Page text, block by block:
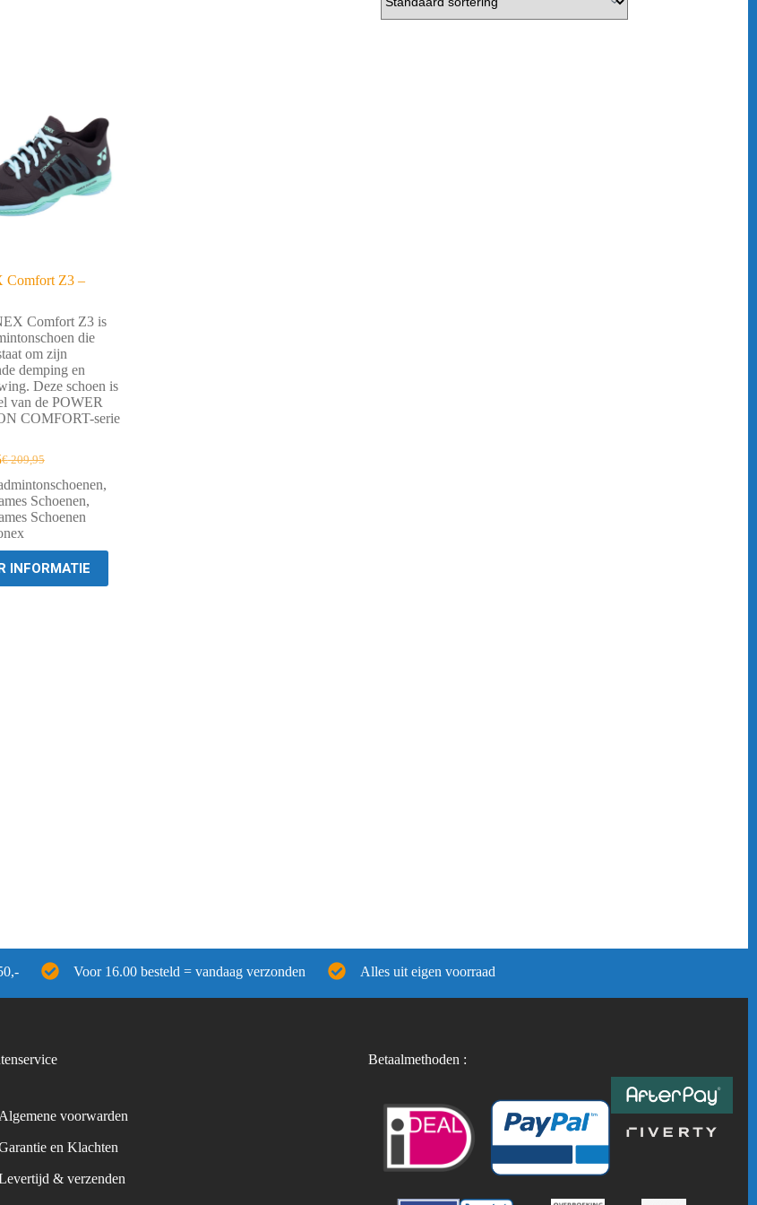
Comfort Z3 –
Comfort Z3 is
die
om zijn
demping en
Deze schoen is
van de POWER
COMFORT-serie
€209,95
209,95.
159,95.
,
Schoenen,
Schoenen
INFORMATIE
Voor 16.00 besteld = vandaag verzonden Alles uit eigen voorraad
Algemene voorwarden
en Klachten
& verzenden
Betaalmethoden :